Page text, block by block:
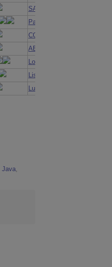
SAS
Pascal
COBOL
ABAP
Logo
Lisp/Scheme
Lua
Java,